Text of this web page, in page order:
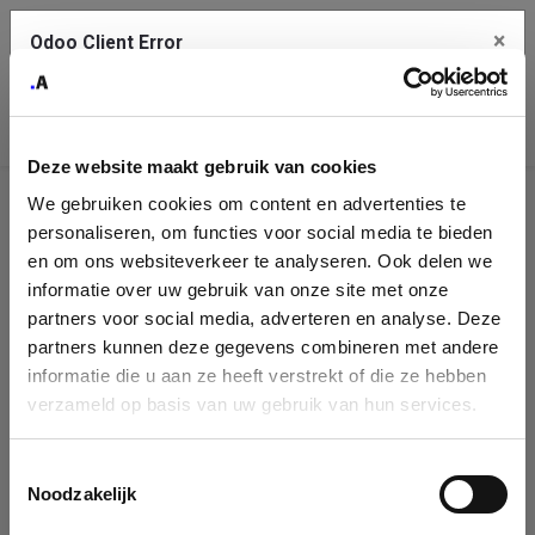
Deze website maakt gebruik van cookies
We gebruiken cookies om content en advertenties te
personaliseren, om functies voor social media te bieden
en om ons websiteverkeer te analyseren. Ook delen we
informatie over uw gebruik van onze site met onze
partners voor social media, adverteren en analyse. Deze
partners kunnen deze gegevens combineren met andere
informatie die u aan ze heeft verstrekt of die ze hebben
verzameld op basis van uw gebruik van hun services.
Noodzakelijk
Company
Identification
Please fill in your company details
You can search a company in our database by name, VAT or
enterprise ID. When a company is selected it will auto-complete the
form. If you don't find your company in our database, you can create
Odoo Client Error ×
service.
See details
Ok